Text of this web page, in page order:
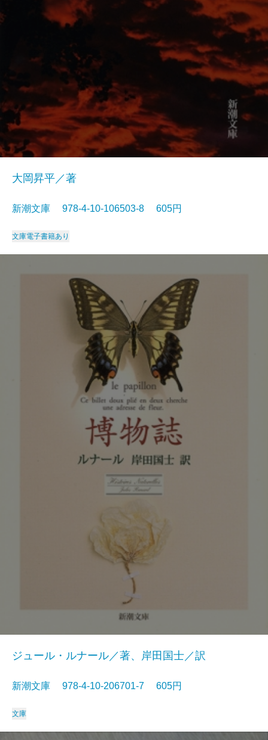
大岡昇平／著
新潮文庫 978-4-10-106503-8 605円
文庫電子書籍あり
ジュール・ルナール／著、岸田国士／訳
新潮文庫 978-4-10-206701-7 605円
文庫